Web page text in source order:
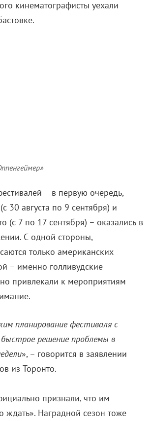
кинематографисты уехали
– в первую очередь,
с 30 августа по 9 сентября) и
(с 7 по 17 сентября) – оказались в
С одной стороны,
только американских
– именно голливудские
привлекали к мероприятиям
планирование фестиваля с
решение проблемы в
», – говорится в заявлении
из Торонто.
признали, что им
ждать». Наградной сезон тоже